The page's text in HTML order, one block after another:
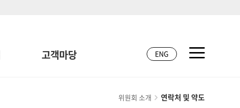
고객마당 ENG
위원회 소개 연락처 및 약도